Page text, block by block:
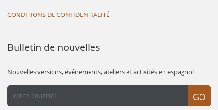
CONDITIONS DE CONFIDENTIALITÉ
Bulletin de nouvelles
Nouvelles versions, événements, ateliers et activités en espagnol
GO